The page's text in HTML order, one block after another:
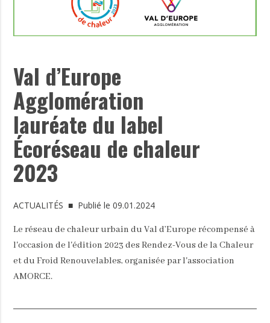
Val d’Europe
Agglomération
lauréate du label
Écoréseau de chaleur
2023
ACTUALITÉS ■ Publié le 09.01.2024
Le réseau de chaleur urbain du Val d’Europe récompensé à
l'occasion de l'édition 2023 des Rendez-Vous de la Chaleur
et du Froid Renouvelables, organisée par l'association
AMORCE.